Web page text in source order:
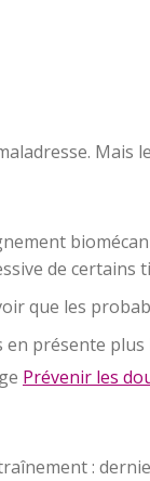
de
que les
en présente plus
Prévenir les
: